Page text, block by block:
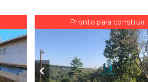
Pronto para construir